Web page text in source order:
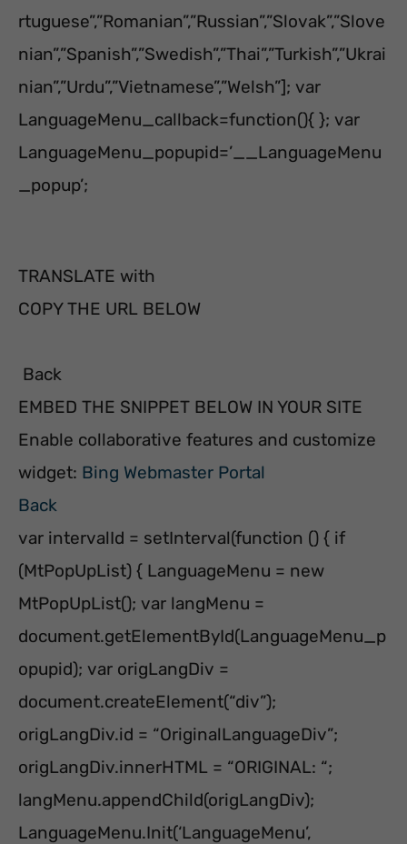
rtuguese”,”Romanian”,”Russian”,”Slovak”,”Slove
nian”,”Spanish”,”Swedish”,”Thai”,”Turkish”,”Ukrai
nian”,”Urdu”,”Vietnamese”,”Welsh”]; var
LanguageMenu_callback=function(){ }; var
LanguageMenu_popupid=’__LanguageMenu
_popup’;
TRANSLATE with
COPY THE URL BELOW
Back
EMBED THE SNIPPET BELOW IN YOUR SITE
Enable collaborative features and customize
widget: Bing Webmaster Portal
Back
var intervalId = setInterval(function () { if
(MtPopUpList) { LanguageMenu = new
MtPopUpList(); var langMenu =
document.getElementById(LanguageMenu_p
opupid); var origLangDiv =
document.createElement(“div”);
origLangDiv.id = “OriginalLanguageDiv”;
origLangDiv.innerHTML = “ORIGINAL: “;
langMenu.appendChild(origLangDiv);
LanguageMenu.Init(‘LanguageMenu’,